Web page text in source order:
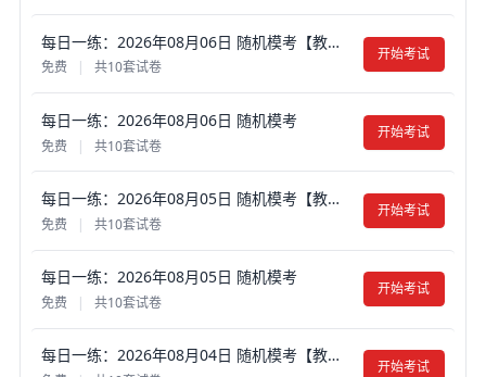
每日一练：2026年08月06日 随机模考【教师考试】
免费 共10套试卷
开始考试
每日一练：2026年08月06日 随机模考
免费 | 共10套试卷
开始考试
每日一练：2026年08月05日 随机模考【教师考试】
免费 | 共10套试卷
开始考试
每日一练：2026年08月05日 随机模考
免费 | 共10套试卷
开始考试
每日一练：2026年08月04日 随机模考【教师考试】
开始考试